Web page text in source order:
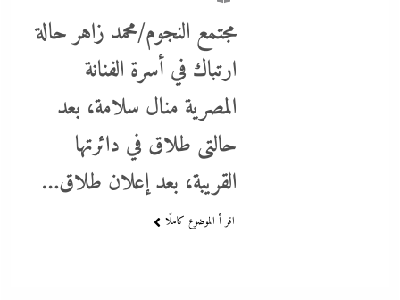
مجتمع النجوم/محمد زاهر حالة
ارتباك في أسرة الفنانة
المصرية منال سلامة، بعد
حالتى طلاق في دائرتها
القريبة، بعد إعلان طلاق…
اقر أ الموضوع كاملًا
ما حذرنا منه يحدث: اشتباكات عنيفة لليوم الرابع بين الجيش الإثيوبي
وقوات تيجراي..ونظام آبي أحمد يرتعب